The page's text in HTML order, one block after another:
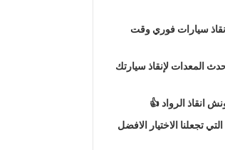
سيارات فوري وقت
المعدات لإنقاذ سيارتك
انقاذ الرواد 👍
تجعلنا الاختيار الافضل